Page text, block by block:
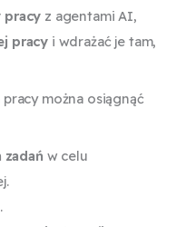
pracy z agentami AI,
pracy i wdrażać je tam,
można osiągnąć
w celu
.